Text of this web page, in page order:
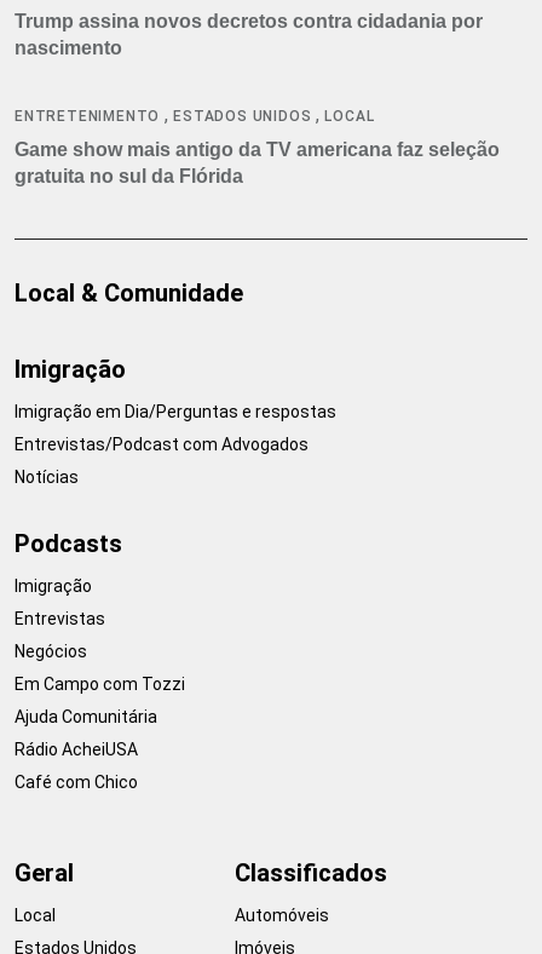
Trump assina novos decretos contra cidadania por
nascimento
ENTRETENIMENTO ,ESTADOS UNIDOS ,LOCAL
Game show mais antigo da TV americana faz seleção
gratuita no sul da Flórida
Local & Comunidade
Imigração
Imigração em Dia/Perguntas e respostas
Entrevistas/Podcast com Advogados
Notícias
Podcasts
Imigração
Entrevistas
Negócios
Em Campo com Tozzi
Ajuda Comunitária
Rádio AcheiUSA
Café com Chico
Geral
Local
Estados Unidos
Classificados
Automóveis
Imóveis